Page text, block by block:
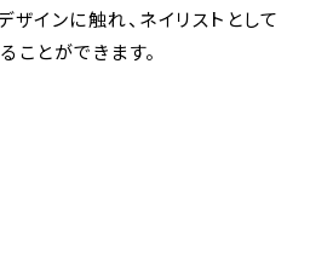
ザインに触れ、ネイリストとして
ことができます。